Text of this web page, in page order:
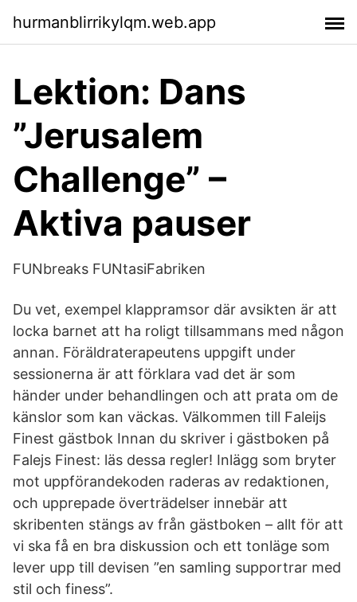
hurmanblirrikylqm.web.app
Lektion: Dans
”Jerusalem
Challenge” –
Aktiva pauser
FUNbreaks FUNtasiFabriken
Du vet, exempel klappramsor där avsikten är att
locka barnet att ha roligt tillsammans med någon
annan. Föräldraterapeutens uppgift under
sessionerna är att förklara vad det är som
händer under behandlingen och att prata om de
känslor som kan väckas. Välkommen till Faleijs
Finest gästbok Innan du skriver i gästboken på
Falejs Finest: läs dessa regler! Inlägg som bryter
mot uppförandekoden raderas av redaktionen,
och upprepade överträdelser innebär att
skribenten stängs av från gästboken – allt för att
vi ska få en bra diskussion och ett tonläge som
lever upp till devisen ”en samling supportrar med
stil och finess”.